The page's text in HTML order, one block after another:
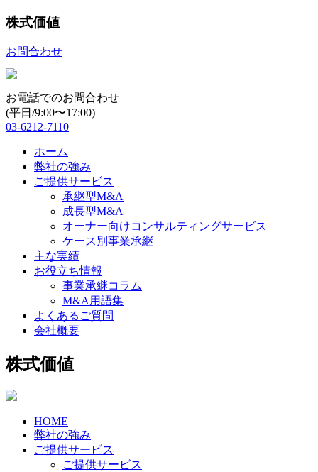
株式価値
お問合わせ
お電話でのお問合わせ
(平日/9:00〜17:00)
03-6212-7110
ホーム
弊社の強み
ご提供サービス
承継型M&A
成長型M&A
オーナー向けコンサルティングサービス
ケース別事業承継
主な実績
お役立ち情報
事業承継コラム
M&A用語集
よくあるご質問
会社概要
株式価値
HOME
弊社の強み
ご提供サービス
ご提供サービス